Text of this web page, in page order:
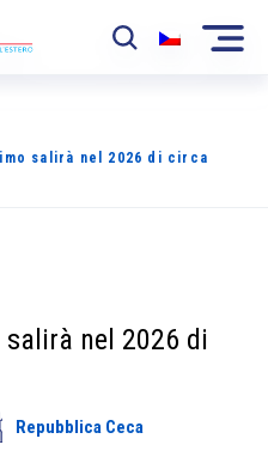
salirà nel 2026 di circa
nel 2026 di
Repubblica Ceca